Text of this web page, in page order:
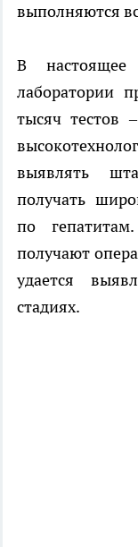
выполняются
В настоящее
лаборатории
тысяч тестов
выявлять
получать
по
получают
удается
стадиях.